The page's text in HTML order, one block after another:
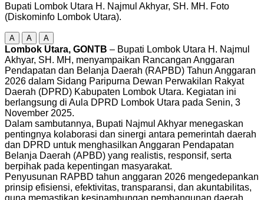
Bupati Lombok Utara H. Najmul Akhyar, SH. MH. Foto
(Diskominfo Lombok Utara).
A A A
Lombok Utara, GONTB – Bupati Lombok Utara H. Najmul
Akhyar, SH. MH, menyampaikan Rancangan Anggaran
Pendapatan dan Belanja Daerah (RAPBD) Tahun Anggaran
2026 dalam Sidang Paripurna Dewan Perwakilan Rakyat
Daerah (DPRD) Kabupaten Lombok Utara. Kegiatan ini
berlangsung di Aula DPRD Lombok Utara pada Senin, 3
November 2025.
Dalam sambutannya, Bupati Najmul Akhyar menegaskan
pentingnya kolaborasi dan sinergi antara pemerintah daerah
dan DPRD untuk menghasilkan Anggaran Pendapatan
Belanja Daerah (APBD) yang realistis, responsif, serta
berpihak pada kepentingan masyarakat.
Penyusunan RAPBD tahun anggaran 2026 mengedepankan
prinsip efisiensi, efektivitas, transparansi, dan akuntabilitas,
guna memastikan kesinambungan pembangunan daerah